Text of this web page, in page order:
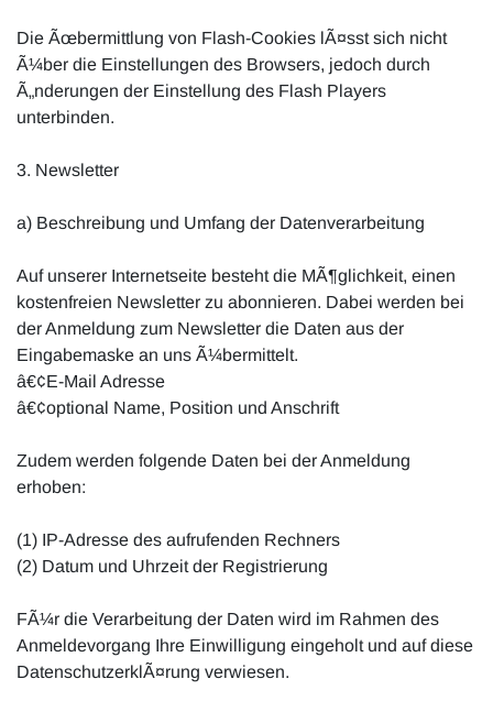
Die Ãœbermittlung von Flash-Cookies lÃ¤sst sich nicht
Ã¼ber die Einstellungen des Browsers, jedoch durch
Ã„nderungen der Einstellung des Flash Players
unterbinden.
3. Newsletter
a) Beschreibung und Umfang der Datenverarbeitung
Auf unserer Internetseite besteht die MÃ¶glichkeit, einen
kostenfreien Newsletter zu abonnieren. Dabei werden bei
der Anmeldung zum Newsletter die Daten aus der
Eingabemaske an uns Ã¼bermittelt.
â€¢E-Mail Adresse
â€¢optional Name, Position und Anschrift
Zudem werden folgende Daten bei der Anmeldung
erhoben:
(1) IP-Adresse des aufrufenden Rechners
(2) Datum und Uhrzeit der Registrierung
FÃ¼r die Verarbeitung der Daten wird im Rahmen des
Anmeldevorgang Ihre Einwilligung eingeholt und auf diese
DatenschutzerklÃ¤rung verwiesen.